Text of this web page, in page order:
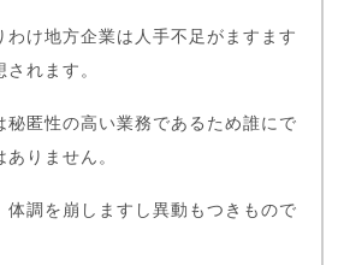
わけ地方企業は人手不足がますます
れます。
秘匿性の高い業務であるため誰にで
りません。
体調を崩しますし異動もつきもので